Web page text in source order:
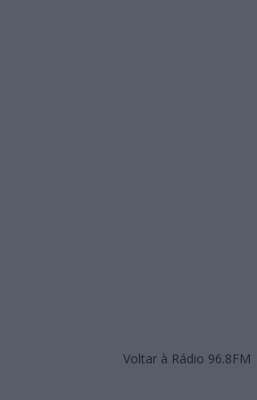
Voltar à Rádio 96.8FM